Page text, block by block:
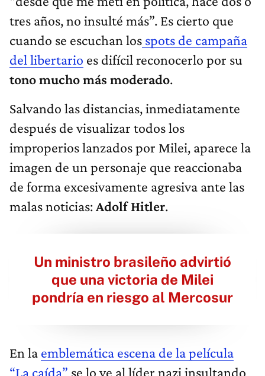
tres años, no insulté más”. Es cierto que
cuando se escuchan los spots de campaña
del libertario es difícil reconocerlo por su
tono mucho más moderado.
Salvando las distancias, inmediatamente
después de visualizar todos los
improperios lanzados por Milei, aparece la
imagen de un personaje que reaccionaba
de forma excesivamente agresiva ante las
malas noticias:Adolf Hitler.
Un ministro brasileño advirtió
que una victoria de Milei
pondría en riesgo al Mercosur
En la emblemática escena de la película
“La caída” se lo ve al líder nazi insultando